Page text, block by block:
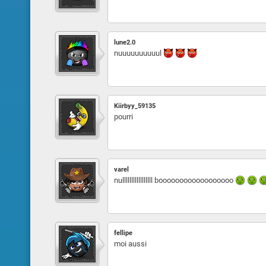
lune2.0
nuuuuuuuuuul
Kiirbyy_59135
pourri
varel
nulllllllllllllllll boooooooooooooooooo
fellipe
moi aussi